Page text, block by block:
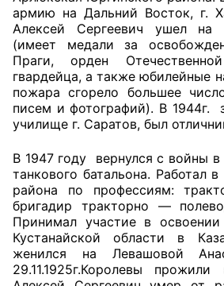
Общественные советы
Общественные советы при
органах федеральных
исполнительной власти
Общественные советы по
независимой оценки
оказания услуг
О Палате
Структура Палаты
Комиссии
армию на Дальний Восток, г.
Алексей Сергеевич ушел на
(имеет медали за
Праги, орден
гвардейца, а также юбилейные
пожара сгорело большее
писем и фотографий). В 1944г.
училище г. Саратов, был
В 1947 году вернулся с войны
танкового батальона. Работал
района по профессиям:
бригадир тракторно —
Принимал участие в
Кустанайской области в
женился на Левашовой
29.11.1925г.Королевы